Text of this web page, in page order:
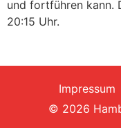
und fortführen kann.
20:15 Uhr.
Impressum
© 2026